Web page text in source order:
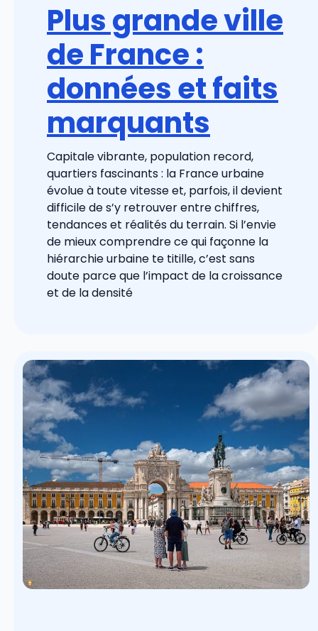
Plus grande ville
de France :
données et faits
marquants
Capitale vibrante, population record,
quartiers fascinants : la France urbaine
évolue à toute vitesse et, parfois, il devient
difficile de s’y retrouver entre chiffres,
tendances et réalités du terrain. Si l’envie
de mieux comprendre ce qui façonne la
hiérarchie urbaine te titille, c’est sans
doute parce que l’impact de la croissance
et de la densité